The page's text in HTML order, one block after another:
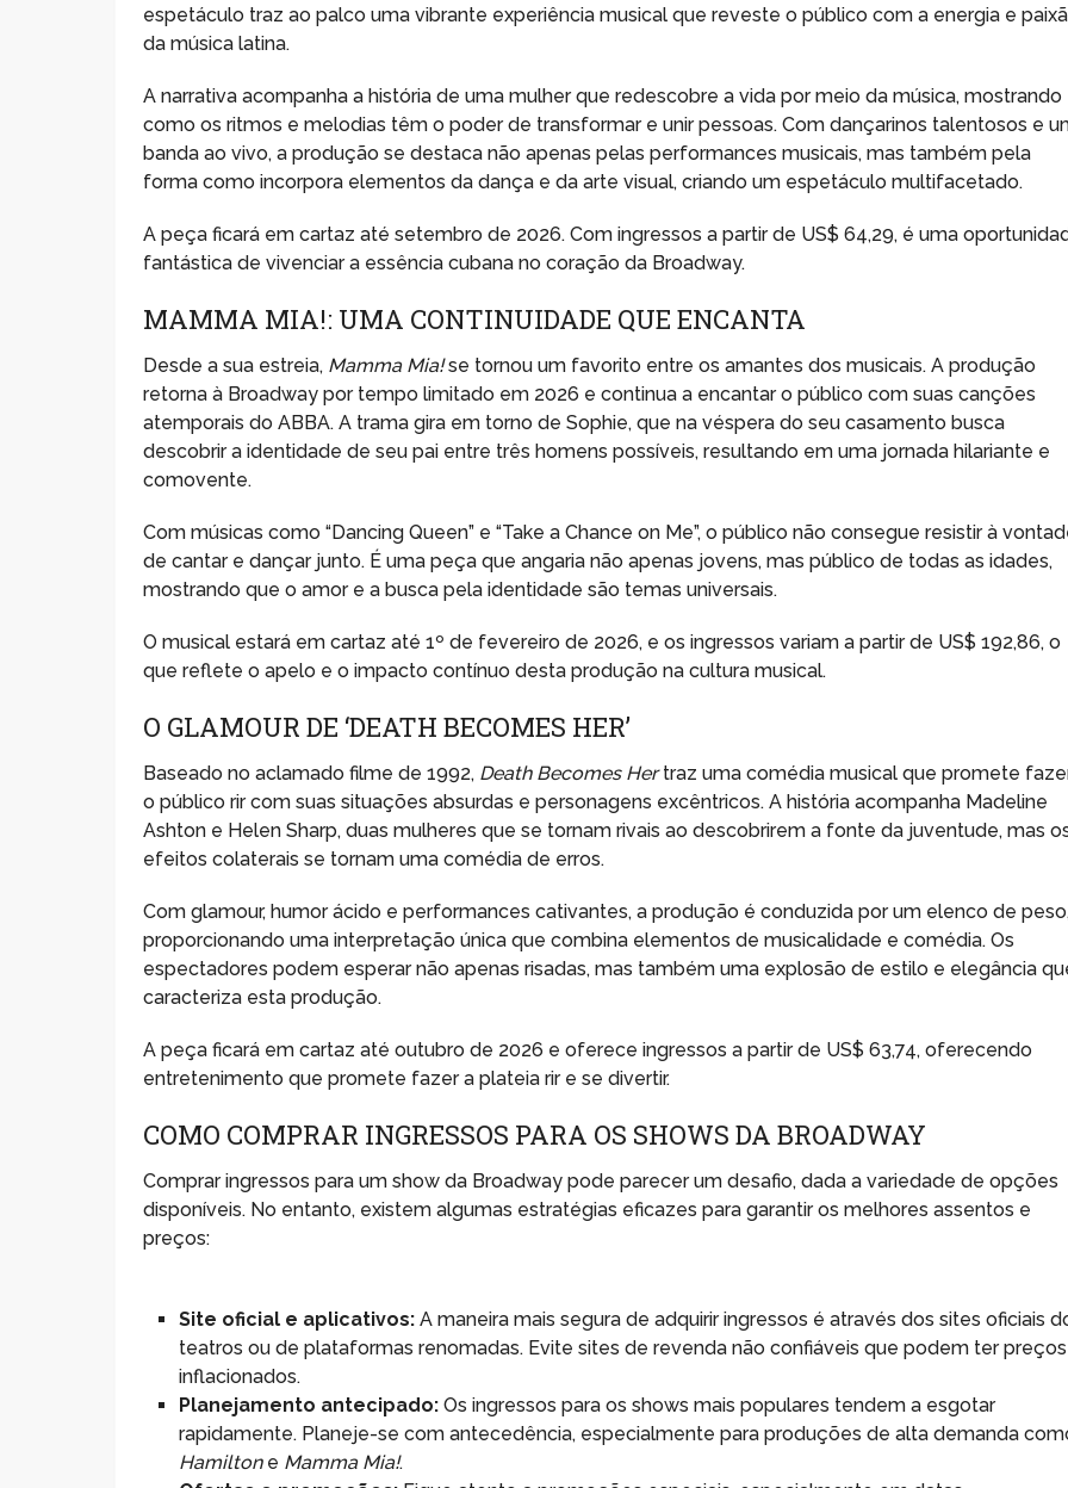
espetáculo traz ao palco uma vibrante experiência musical que reveste o público com a energia e
da música latina.
A narrativa acompanha a história de uma mulher que redescobre a vida por meio da música, mostrando
como os ritmos e melodias têm o poder de transformar e unir pessoas. Com dançarinos talentosos e
banda ao vivo, a produção se destaca não apenas pelas performances musicais, mas também pela
forma como incorpora elementos da dança e da arte visual, criando um espetáculo multifacetado.
A peça ficará em cartaz até setembro de 2026. Com ingressos a partir de US$ 64,29, é uma
fantástica de vivenciar a essência cubana no coração da Broadway.
MAMMA MIA!: UMA CONTINUIDADE QUE ENCANTA
Desde a sua estreia, Mamma Mia!se tornou um favorito entre os amantes dos musicais. A produção
retorna à Broadway por tempo limitado em 2026 e continua a encantar o público com suas canções
atemporais do ABBA. A trama gira em torno de Sophie, que na véspera do seu casamento busca
descobrir a identidade de seu pai entre três homens possíveis, resultando em uma jornada hilariante e
comovente.
Com músicas como “Dancing Queen” e “Take a Chance on Me”, o público não consegue resistir à
de cantar e dançar junto. É uma peça que angaria não apenas jovens, mas público de todas as idades,
mostrando que o amor e a busca pela identidade são temas universais.
O musical estará em cartaz até 1º de fevereiro de 2026, e os ingressos variam a partir de US$ 192,86, o
que reflete o apelo e o impacto contínuo desta produção na cultura musical.
O GLAMOUR DE ‘DEATH BECOMES HER’
Baseado no aclamado filme de 1992, Death Becomes Hertraz uma comédia musical que promete
o público rir com suas situações absurdas e personagens excêntricos. A história acompanha Madeline
Ashton e Helen Sharp, duas mulheres que se tornam rivais ao descobrirem a fonte da juventude, mas
efeitos colaterais se tornam uma comédia de erros.
Com glamour, humor ácido e performances cativantes, a produção é conduzida por um elenco de
proporcionando uma interpretação única que combina elementos de musicalidade e comédia. Os
espectadores podem esperar não apenas risadas, mas também uma explosão de estilo e elegância
caracteriza esta produção.
A peça ficará em cartaz até outubro de 2026 e oferece ingressos a partir de US$ 63,74, oferecendo
entretenimento que promete fazer a plateia rir e se divertir.
COMO COMPRAR INGRESSOS PARA OS SHOWS DA BROADWAY
Comprar ingressos para um show da Broadway pode parecer um desafio, dada a variedade de opções
disponíveis. No entanto, existem algumas estratégias eficazes para garantir os melhores assentos e
preços:
Site oficial e aplicativos: A maneira mais segura de adquirir ingressos é através dos sites oficiais
teatros ou de plataformas renomadas. Evite sites de revenda não confiáveis que podem ter preços
inflacionados.
Planejamento antecipado: Os ingressos para os shows mais populares tendem a esgotar
rapidamente. Planeje-se com antecedência, especialmente para produções de alta demanda
Hamiltone Mamma Mia!.